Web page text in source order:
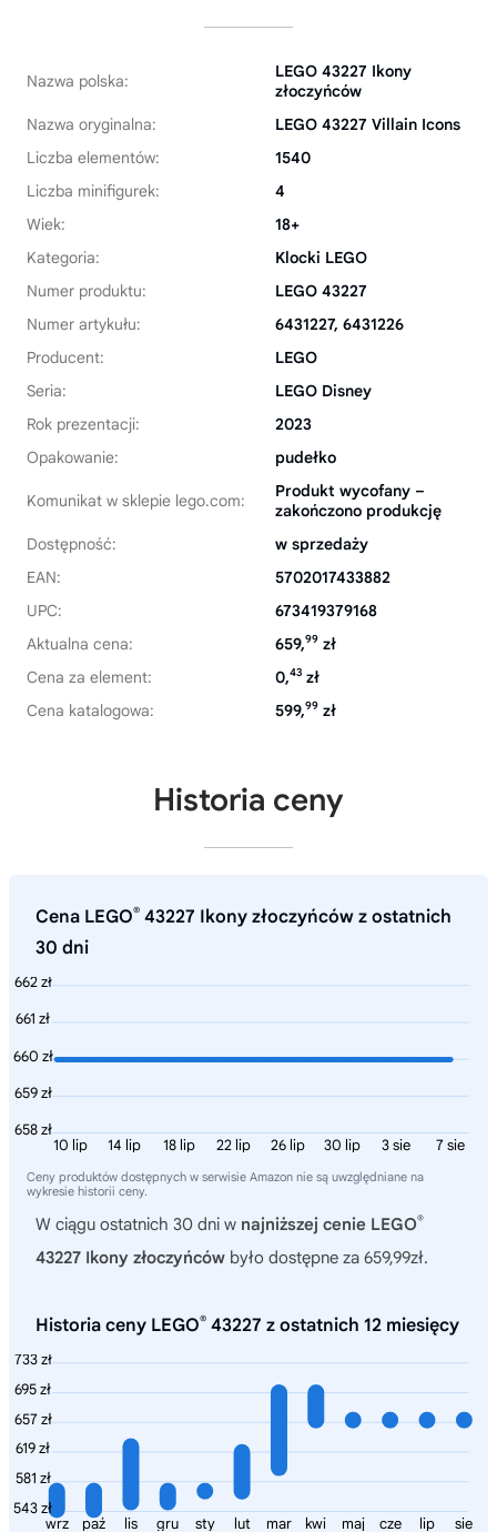
Nazwa polska:
LEGO 43227 Ikony
złoczyńców
Nazwa oryginalna:
LEGO 43227 Villain Icons
Liczba elementów:
1540
Liczba minifigurek:
4
Wiek:
18+
Kategoria:
Klocki LEGO
Numer produktu:
LEGO 43227
Numer artykułu:
6431227, 6431226
Producent:
LEGO
Seria:
LEGO Disney
Rok prezentacji:
2023
Opakowanie:
pudełko
Komunikat w sklepie lego.com:
Produkt wycofany –
zakończono produkcję
Dostępność:
w sprzedaży
EAN:
5702017433882
UPC:
673419379168
Aktualna cena:
659,99 zł
Cena za element:
0,43 zł
Cena katalogowa:
599,99 zł
Historia ceny
Cena LEGO® 43227 Ikony złoczyńców z ostatnich
30 dni
662 zł
661 zł
660 zł
659 zł
658 zł
7 sie
3 sie
30 lip
26 lip
22 lip
18 lip
14 lip
10 lip
Ceny produktów dostępnych w serwisie Amazon nie są uwzględniane na
wykresie historii ceny.
W ciągu ostatnich 30 dni w najniższej cenie LEGO®
43227 Ikony złoczyńców było dostępne za 659,99zł.
Historia ceny LEGO® 43227 z ostatnich 12 miesięcy
733 zł
695 zł
657 zł
619 zł
581 zł
543 zł
sie
lip
cze
maj
kwi
mar
lut
sty
gru
lis
paź
wrz